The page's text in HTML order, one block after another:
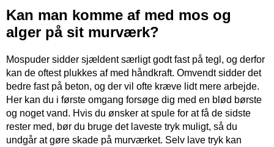
Kan man komme af med mos og
alger på sit murværk?
Mospuder sidder sjældent særligt godt fast på tegl, og derfor
kan de oftest plukkes af med håndkraft. Omvendt sidder det
bedre fast på beton, og der vil ofte kræve lidt mere arbejde.
Her kan du i første omgang forsøge dig med en blød børste
og noget vand. Hvis du ønsker at spule for at få de sidste
rester med, bør du bruge det laveste tryk muligt, så du
undgår at gøre skade på murværket. Selv lave tryk kan